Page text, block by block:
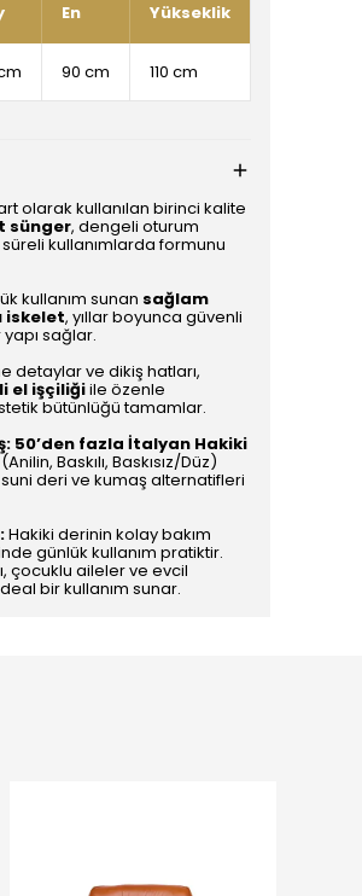
En Yükseklik
90 cm 110 cm
olarak kullanılan birinci kalite
sünger, dengeli oturum
kullanımlarda formunu
kullanım sunan sağlam
iskelet, yıllar boyunca güvenli
yapı sağlar.
detaylar ve dikiş hatları,
el işçiliğiile özenle
bütünlüğü tamamlar.
50’den fazla İtalyan Hakiki
Baskılı, Baskısız/Düz)
suni deri ve kumaş alternatifleri
Hakiki derinin kolay bakım
günlük kullanım pratiktir.
çocuklu aileler ve evcil
bir kullanım sunar.